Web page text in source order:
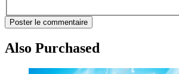
Poster le commentaire
Also Purchased